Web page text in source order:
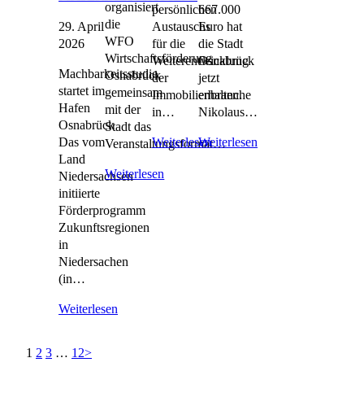
29. April
2026
Machbarkeitsstudie
startet im
Hafen
Osnabrück
Das vom
Land
Niedersachsen
initiierte
Förderprogramm
Zukunftsregionen
in
Niedersachen
(in…
Weiterlesen
organisiert
die
WFO
Wirtschaftsförderung
Osnabrück
gemeinsam
mit der
Stadt das
Veranstaltungsformat…
Weiterlesen
persönlichen
Austauschs
für die
Weiterentwicklung
der
Immobilienbranche
in…
Weiterlesen
667.000
Euro hat
die Stadt
Osnabrück
jetzt
erhalten.
Nikolaus…
Weiterlesen
1 2 3 … 12>